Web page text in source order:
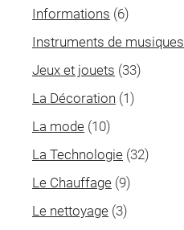
Informations (6)
Instruments de musiques
Jeux et jouets (33)
La Décoration (1)
La mode (10)
La Technologie (32)
Le Chauffage (9)
Le nettoyage (3)